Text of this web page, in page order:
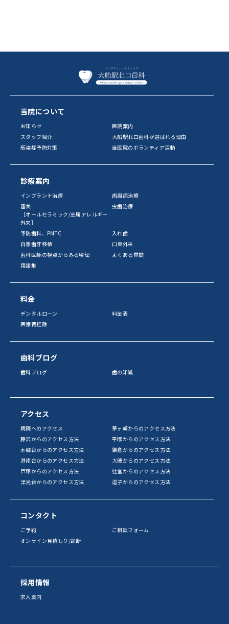
当院について
お知らせ
医院案内
スタッフ紹介
大船駅北口歯科が選ばれる理由
感染症予防対策
当医院のボランティア活動
診療案内
インプラント治療
歯周病治療
審美
［オールセラミック/金属アレルギー
外来］
虫歯治療
予防歯科、PMTC
入れ歯
自家歯牙移植
口臭外来
歯科医師の視点からみる喫煙
よくある質問
用語集
料金
デンタルローン
料金表
医療費控除
歯科ブログ
歯科ブログ 歯の知識
アクセス
病院へのアクセス
茅ヶ崎からのアクセス方法
藤沢からのアクセス方法
平塚からのアクセス方法
本郷台からのアクセス方法
鎌倉からのアクセス方法
港南台からのアクセス方法
大磯からのアクセス方法
戸塚からのアクセス方法
辻堂からのアクセス方法
洋光台からのアクセス方法
逗子からのアクセス方法
コンタクト
ご予約
ご相談フォーム
オンライン見積もり/診断
採用情報
求人案内